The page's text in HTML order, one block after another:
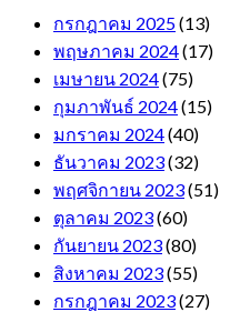
กรกฎาคม 2025(13)
พฤษภาคม 2024(17)
เมษายน 2024(75)
กุมภาพันธ์ 2024(15)
มกราคม 2024(40)
ธันวาคม 2023(32)
พฤศจิกายน 2023(51)
ตุลาคม 2023(60)
กันยายน 2023(80)
สิงหาคม 2023(55)
กรกฎาคม 2023(27)